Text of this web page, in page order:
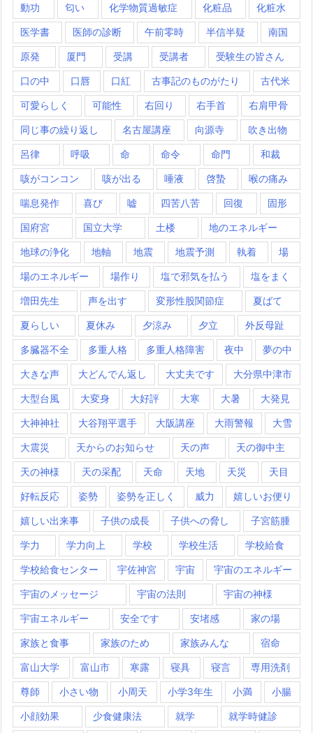
動功 匂い 化学物質過敏症 化粧品 化粧水
医学書 医師の診断 午前零時 半信半疑 南国
原発 厦門 受講 受講者 受験生の皆さん
口の中 口唇 口紅 古事記のものがたり 古代米
可愛らしく 可能性 右回り 右手首 右肩甲骨
同じ事の繰り返し 名古屋講座 向源寺 吹き出物
呂律 呼吸 命 命令 命門 和裁
咳がコンコン 咳が出る 唾液 啓蟄 喉の痛み
喘息発作 喜び 嘘 四苦八苦 回復 固形
国府宮 国立大学 土楼 地のエネルギー
地球の浄化 地軸 地震 地震予測 執着 場
場のエネルギー 場作り 塩で邪気を払う 塩をまく
増田先生 声を出す 変形性股関節症 夏ばて
夏らしい 夏休み 夕涼み 夕立 外反母趾
多臓器不全 多重人格 多重人格障害 夜中 夢の中
大きな声 大どんでん返し 大丈夫です 大分県中津市
大型台風 大変身 大好評 大寒 大暑 大発見
大神神社 大谷翔平選手 大阪講座 大雨警報 大雪
大震災 天からのお知らせ 天の声 天の御中主
天の神様 天の采配 天命 天地 天災 天目
好転反応 姿勢 姿勢を正しく 威力 嬉しいお便り
嬉しい出来事 子供の成長 子供への脅し 子宮筋腫
学力 学力向上 学校 学校生活 学校給食
学校給食センター 宇佐神宮 宇宙 宇宙のエネルギー
宇宙のメッセージ 宇宙の法則 宇宙の神様
宇宙エネルギー 安全です 安堵感 家の場
家族と食事 家族のため 家族みんな 宿命
富山大学 富山市 寒露 寝具 寝言 専用洗剤
尊師 小さい物 小周天 小学3年生 小満 小腸
小顔効果 少食健康法 就学 就学時健診